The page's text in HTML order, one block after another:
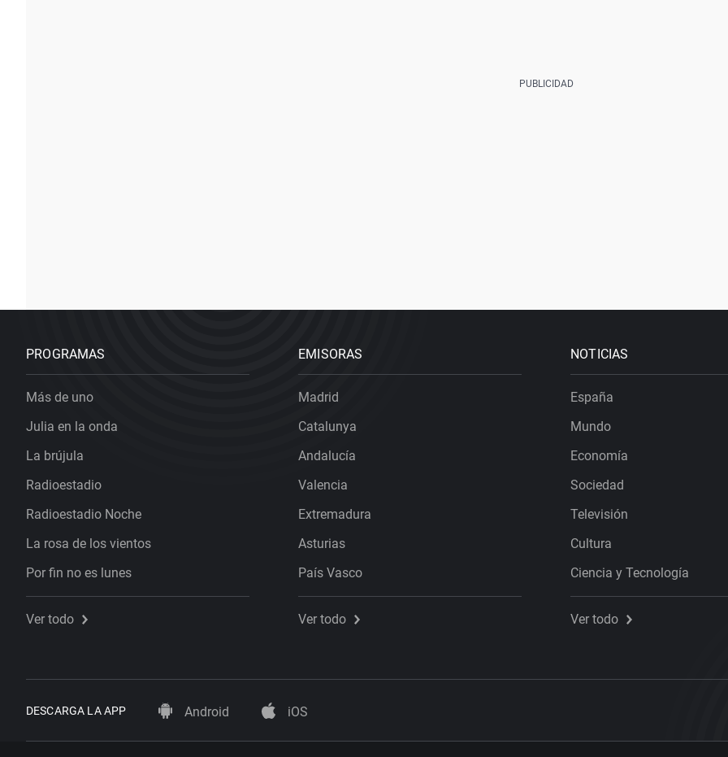
PROGRAMAS
Más de uno
Julia en la onda
La brújula
Radioestadio
Radioestadio Noche
La rosa de los vientos
Por fin no es lunes
Ver todo
EMISORAS
Madrid
Catalunya
Andalucía
Valencia
Extremadura
Asturias
País Vasco
Ver todo
NOTICIAS
España
Mundo
Economía
Sociedad
Televisión
Cultura
Ciencia y Tecnología
Ver todo
DESCARGA LA APP Android iOS